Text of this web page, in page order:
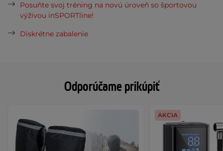
Odporúčame prikúpiť
AKCIA
Posuňte svoj tréning na novú úroveň so športovou
výživou inSPORTline!
Diskrétne zabalenie